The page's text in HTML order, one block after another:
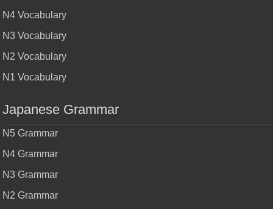
N4 Vocabulary
N3 Vocabulary
N2 Vocabulary
N1 Vocabulary
Japanese Grammar
N5 Grammar
N4 Grammar
N3 Grammar
N2 Grammar